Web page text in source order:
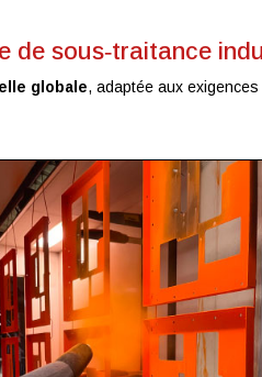
de sous‑traitance
globale, adaptée aux